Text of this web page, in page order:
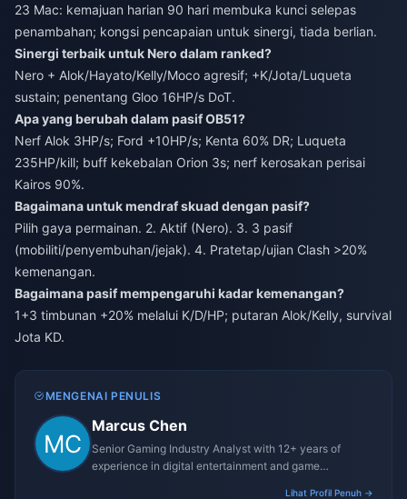
23 Mac: kemajuan harian 90 hari membuka kunci selepas
penambahan; kongsi pencapaian untuk sinergi, tiada berlian.
Sinergi terbaik untuk Nero dalam ranked?
Nero + Alok/Hayato/Kelly/Moco agresif; +K/Jota/Luqueta
sustain; penentang Gloo 16HP/s DoT.
Apa yang berubah dalam pasif OB51?
Nerf Alok 3HP/s; Ford +10HP/s; Kenta 60% DR; Luqueta
235HP/kill; buff kekebalan Orion 3s; nerf kerosakan perisai
Kairos 90%.
Bagaimana untuk mendraf skuad dengan pasif?
Pilih gaya permainan. 2. Aktif (Nero). 3. 3 pasif
(mobiliti/penyembuhan/jejak). 4. Pratetap/ujian Clash >20%
kemenangan.
Bagaimana pasif mempengaruhi kadar kemenangan?
1+3 timbunan +20% melalui K/D/HP; putaran Alok/Kelly, survival
Jota KD.
MENGENAI PENULIS
Marcus Chen
Senior Gaming Industry Analyst with 12+ years of
experience in digital entertainment and game
Lihat Profil Penuh →